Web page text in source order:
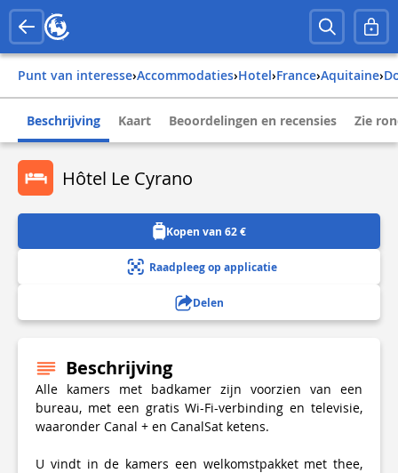
Punt van interesse› Accommodaties› Hotel› france› aquitaine›
Beschrijving Kaart Beoordelingen en recensies Zie
Hôtel Le Cyrano
Kopen van 62 €
Raadpleeg op applicatie
Delen
Beschrijving
Alle kamers met badkamer zijn voorzien van een
bureau, met een gratis Wi-Fi-verbinding en televisie,
waaronder Canal + en CanalSat ketens.
U vindt in de kamers een welkomstpakket met thee,